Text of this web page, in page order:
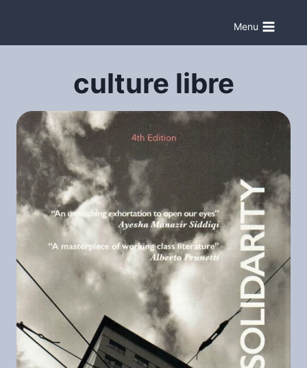
contenu
Menu
culture libre